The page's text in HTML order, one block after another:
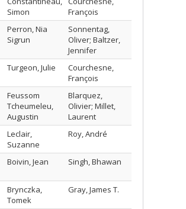
Simon
François
Perron, Nia
Sigrun
Sonnentag,
Oliver; Baltzer,
Jennifer
Turgeon, Julie
Courchesne,
François
Feussom
Tcheumeleu,
Augustin
Blarquez,
Olivier; Millet,
Laurent
Leclair,
Suzanne
Roy, André
Boivin, Jean Singh, Bhawan
Brynczka,
Tomek
Gray, James T.